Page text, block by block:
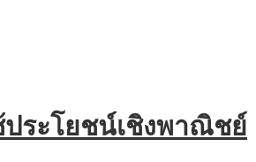
ระโยชน์เชิงพาณิชย์